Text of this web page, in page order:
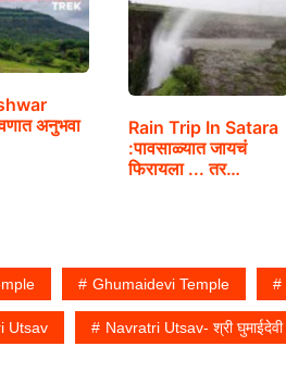
अनुभवा
Rain Trip In Satara
:पावसाळ्यात जायचं
फिरायला ... तर…
Ghumaidevi Temple
Utsav Navratri Utsav- श्री घुमाईदेवी